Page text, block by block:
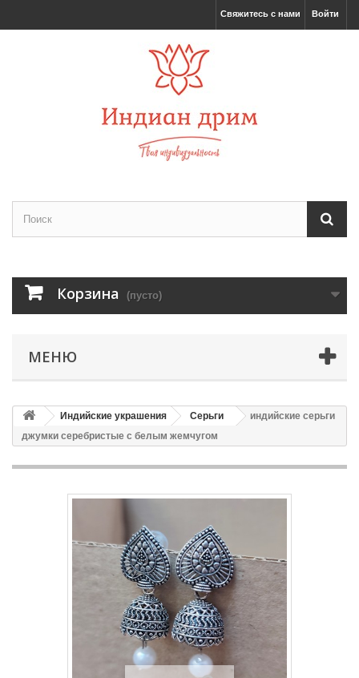
Войти
Свяжитесь с нами
Корзина (пусто)
МЕНЮ
Индийские украшения Серьги
индийские серьги
джумки серебристые с белым жемчугом